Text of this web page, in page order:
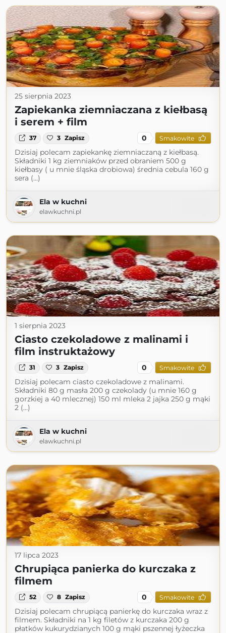
25 sierpnia 2023
Zapiekanka ziemniaczana z kiełbasą
i serem + film
37 3 Zapisz 0 Smakowite
Dzisiaj polecam zapiekankę ziemniaczaną z kiełbasą.
Składniki 1 kg ziemniaków przed obraniem 500 g
kiełbasy ( u mnie śląska drobiowa) średnia cebula 160 g
sera (...)
Ela w kuchni
elawkuchni.pl
1 sierpnia 2023
Ciasto czekoladowe z malinami i
film instruktażowy
31 3 Zapisz 0 Smakowite
Dzisiaj polecam ciasto czekoladowe z malinami.
Składniki 80 g masła 200 g czekolady (u mnie 160 g
gorzkiej a 40 mlecznej) 150 ml mleka 2 jajka 250 g mąki
2 (...)
Ela w kuchni
elawkuchni.pl
17 lipca 2023
Chrupiąca panierka do kurczaka z
filmem
52 8 Zapisz 0 Smakowite
Dzisiaj polecam chrupiącą panierkę do kurczaka wraz z
filmem. Składniki na 1 kg filetów z kurczaka 200 g
płatków kukurydzianych 100 g mąki pszennej łyżeczka